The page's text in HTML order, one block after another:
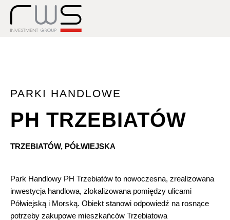
PARKI HANDLOWE
PH TRZEBIATÓW
TRZEBIATÓW, PÓŁWIEJSKA
Park Handlowy PH Trzebiatów to nowoczesna, zrealizowana
inwestycja handlowa, zlokalizowana pomiędzy ulicami
Półwiejską i Morską. Obiekt stanowi odpowiedź na rosnące
potrzeby zakupowe mieszkańców Trzebiatowa